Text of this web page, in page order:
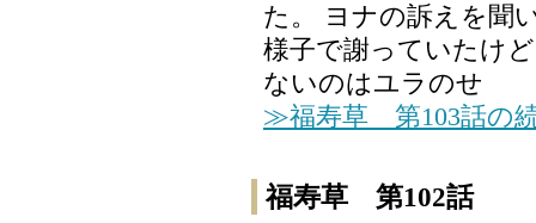
た。 ヨナの訴えを聞
様子で謝っていたけ
ないのはユラのせ
≫福寿草 第103話の
福寿草 第102話